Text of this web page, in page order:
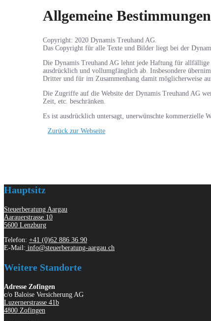
Allgemeine Bestimmungen
Copyright: 2020 Dynamis Treuhand AG.
Das Copyright für alle Texte und Bilder liegt bei der
Die Dynamis Treuhand AG lehnt jede Haftung für
ausdrücklich und vollumgfänglich ab. Insbesondere
Dritter und für im Zusammenhang damit möglicherweise
Die Zugriffe auf die Website der Dynamis Treuhand AG
Zeit, etc. beschränken.
Es ist ausdrücklich untersagt, unerwünschte kommerzielle
Zurück zur Webseite
Hauptsitz
Steuerberatung Aargau
Aarauerstrasse 10
5600 Lenzburg
Telefon: +41 (0)62 886 36 90
E-Mail: info@steuerberatung-aargau.ch
Weitere Standorte
Adresse Zofingen
c/o Baloise Versicherung AG
Luzernerstrasse 41b
4800 Zofingen